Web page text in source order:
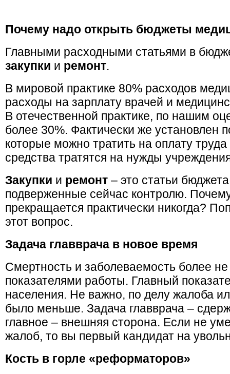
Почему надо открыть бюджеты
Главными расходными статьями в
закупки и ремонт.
В мировой практике 80% расходов
расходы на зарплату врачей и
В отечественной практике, по нашим
более 30%. Фактически же установлен
которые можно тратить на оплату
средства тратятся на нужды
Закупки и ремонт – это статьи
подверженные сейчас контролю.
прекращается практически никогда?
этот вопрос.
Задача главврача в новое время
Смертность и заболеваемость более
показателями работы. Главный
населения. Не важно, по делу жалоба
было меньше. Задача главврача –
главное – внешняя сторона. Если не
жалоб, то вы первый кандидат на
Кость в горле «реформаторов»